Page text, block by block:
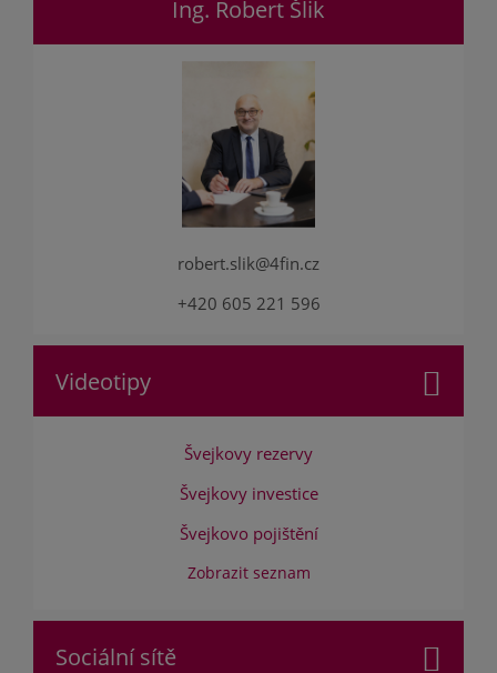
Ing. Robert Šlik
robert.slik@4fin.cz
+420 605 221 596
Videotipy
Švejkovy rezervy
Švejkovy investice
Švejkovo pojištění
Zobrazit seznam
Sociální sítě